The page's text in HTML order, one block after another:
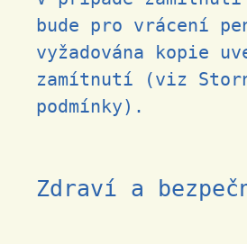
bude pro vrácení
vyžadována kopie
zamítnutí (viz
podmínky).
Zdraví a